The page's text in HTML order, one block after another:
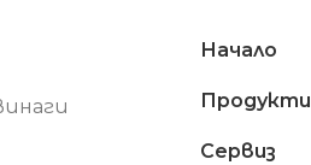
Начало
Продукти
Сервиз